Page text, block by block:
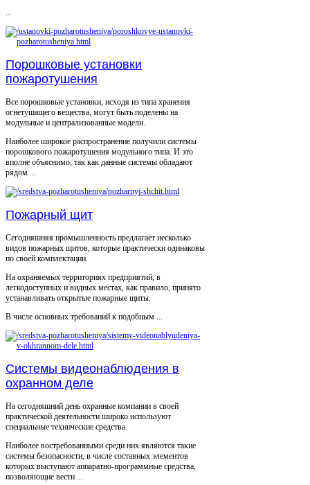
...
Порошковые установки
пожаротушения
Все порошковые установки, исходя из типа хранения
огнетушащего вещества, могут быть поделены на
модульные и централизованные модели.
Наиболее широкое распространение получили системы
порошкового пожаротушения модульного типа. И это
вполне объяснимо, так как данные системы обладают
рядом ...
Пожарный щит
Сегодняшняя промышленность предлагает несколько
видов пожарных щитов, которые практически одинаковы
по своей комплектации.
На охраняемых территориях предприятий, в
легкодоступных и видных местах, как правило, принято
устанавливать открытые пожарные щиты.
В числе основных требований к подобным ...
Системы видеонаблюдения в
охранном деле
На сегодняшний день охранные компании в своей
практической деятельности широко используют
специальные технические средства.
Наиболее востребованными среди них являются такие
системы безопасности, в числе составных элементов
которых выступают аппаратно-программные средства,
позволяющие вести ...